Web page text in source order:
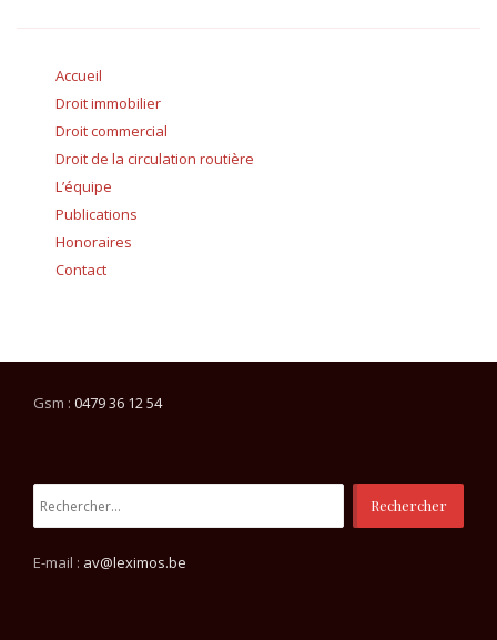
Accueil
Droit immobilier
Droit commercial
Droit de la circulation routière
L’équipe
Publications
Honoraires
Contact
Gsm : 0479 36 12 54
Rechercher :
E-mail : av@leximos.be